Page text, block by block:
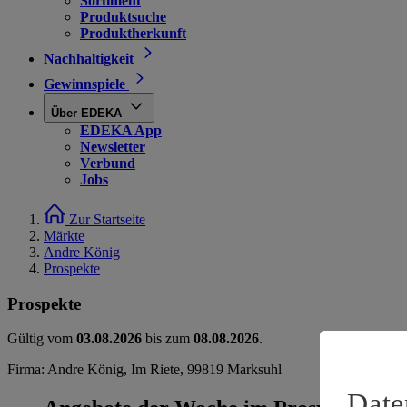
Produktsuche
Produktherkunft
Nachhaltigkeit
Gewinnspiele
Über EDEKA
EDEKA App
Newsletter
Verbund
Jobs
Zur Startseite
Märkte
Andre König
Prospekte
Prospekte
Gültig vom 03.08.2026 bis zum 08.08.2026.
Firma: Andre König, Im Riete, 99819 Marksuhl